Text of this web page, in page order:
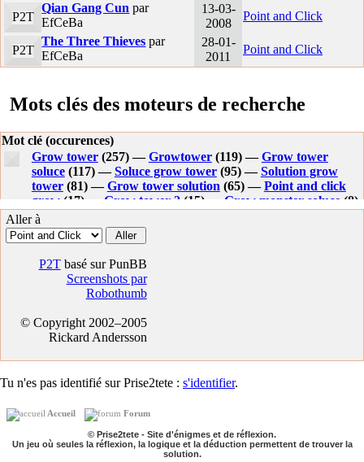
P2T
Qian Gang Cun par
EfCeBa
13-03-
2008
Point and Click
P2T
The Three Thieves par
EfCeBa
28-01-
2011
Point and Click
Mots clés des moteurs de recherche
Mot clé (occurences)
Grow tower(257) —Growtower(119) —Grow tower
soluce(117) —Soluce grow tower(95) —Solution grow
tower(81) —Grow tower solution (65) —Point and click
grow(17) — Grow tower 2(15) — Grow monster soluce (8)
—
Soluce grow tour(6) —
(6) —Jeu grow world
Growtower solution(5) —
tower (4) —Jeux grown
Soluce grow valley
grow tower(3) —Ordre grow 2
solutions(3) — Solution jeux grow valley
grow valley(3) —Jeux de grow tower
Aide grow tower(3) —Soluce jeu grow tower(3) —Quel
est la solution de grow tower(3) —
(3) —Reponse grow(3) — Jeu gratuit similaire grow valley
Soluce de grow tower
Grow tour(3) —Grow nano vol.2
Reponse de grow(2) —Grow cube(2) —Jeux type clik
ngrow(2) —Point and click type grow(2) —Grown tower
Aller à
P2Tbasé sur PunBB
Screenshots par
Robothumb
© Copyright 2002–2005
Rickard Andersson
Tu n'es pas identifié sur Prise2tete : s'identifier.
Accueil Forum
© Prise2tete - Site d'énigmes et de réflexion.
Un jeu où seules la réflexion, la logique et la déduction permettent de trouver la
solution.